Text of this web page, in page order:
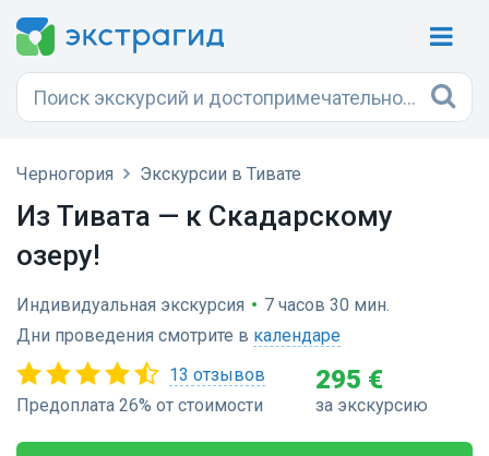
Черногория Экскурсии в Тивате
Из Тивата — к Скадарскому
озеру!
Индивидуальная экскурсия • 7 часов 30 мин.
Дни проведения смотрите в календаре
13 отзывов
Предоплата 26% от стоимости
295 €
за экскурсию